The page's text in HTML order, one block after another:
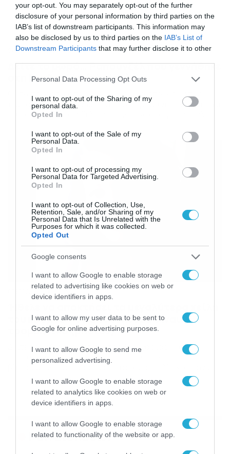
your opt-out. You may separately opt-out of the further
disclosure of your personal information by third parties on the
IAB’s list of downstream participants. This information may
also be disclosed by us to third parties on the IAB’s List of
Downstream Participants that may further disclose it to other
Please note that this website/app uses one or more Google
not limited to your visit or usage behaviour. You may click to
grant or deny consent to Google and its third-party tags to
use your data for below specified purposes in below Google
consent section.
Personal Data Processing Opt Outs
I want to opt-out of the Sharing of my
personal data.
Opted In
I want to opt-out of the Sale of my
Personal Data.
Opted In
I want to opt-out of processing my
Personal Data for Targeted Advertising.
Opted In
I want to opt-out of Collection, Use,
Retention, Sale, and/or Sharing of my
Personal Data that Is Unrelated with the
Purposes for which it was collected.
Opted Out
Google consents
I want to allow Google to enable storage
related to advertising like cookies on web or
device identifiers in apps.
I want to allow my user data to be sent to
Google for online advertising purposes.
I want to allow Google to send me
personalized advertising.
I want to allow Google to enable storage
related to analytics like cookies on web or
device identifiers in apps.
I want to allow Google to enable storage
related to functionality of the website or app.
26/05/2020 13:39
Δείτε το μωρό… Ραπουνζέλ που γεννήθηκε
στη Βουλγαρία (photos)
Οι φωτογραφίες του έχουν γίνει viral στο διαδίκτυο Οι
περισσότεροι θα γνωρίζετε το παραμύθι ή θα έχετε δει
το παιδικό Ραπουνζέλ, που είναι γνωστά για τα πολύ
Ντένικα Κανέβα, γέννησε στις 30 Απριλίου 2019 ένα
υγιέστατο κοριτσάκι, με πολλά πυκνά μαύρα μαλλιά! Το
κοριτσάκι έγινε γνωστό ως μωρό… […]
του κόσμου – Το αποτέλεσμα είναι
τρομακτικό (photos)
Δείτε την 23χρονη «Barbie της Βουλγαρίας» Τα
τελευταία χρόνια αρκετές είναι οι γυναίκες που
βλέπουμε να προχωρούν σε διάφορες… αλλαγές πάνω
τους και μία από τις πιο συχνές είναι τα χείλη. Αυτό
θέλησε να κάνει και η Αndrea Ivanova από τη Βουλγαρία,
μόνο που δεν σταμάτησε σε μερικές ενέσεις, αλλά είχε
σκοπό να αποκτήσει τα […]
Ροή Ειδήσεων